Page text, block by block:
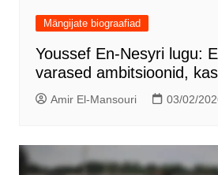
Mängijate biograafiad
Youssef En-Nesyri lugu:
varased ambitsioonid,
Amir El-Mansouri 03/02/